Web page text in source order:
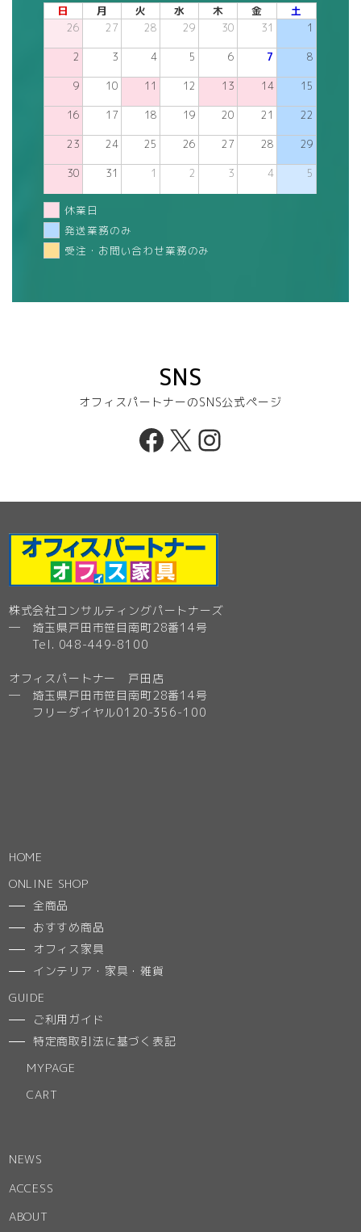
日 月 火 水 木 金 土
26 27 28 29 30 31 1
2 3 4 5 6 7 8
9 10 11 12 13 14 15
16 17 18 19 20 21 22
23 24 25 26 27 28 29
30 31 1 2 3 4 5
休業日
発送業務のみ
受注・お問い合わせ業務のみ
SNS
オフィスパートナーのSNS公式ページ
Facebook
X Instagram
株式会社コンサルティングパートナーズ
─ 埼玉県戸田市笹目南町28番14号
Tel. 048-449-8100
オフィスパートナー 戸田店
─ 埼玉県戸田市笹目南町28番14号
フリーダイヤル0120-356-100
HOME
ONLINE SHOP
全商品
おすすめ商品
オフィス家具
インテリア・家具・雑貨
GUIDE
ご利用ガイド
特定商取引法に基づく表記
MYPAGE
CART
NEWS
ACCESS
ABOUT